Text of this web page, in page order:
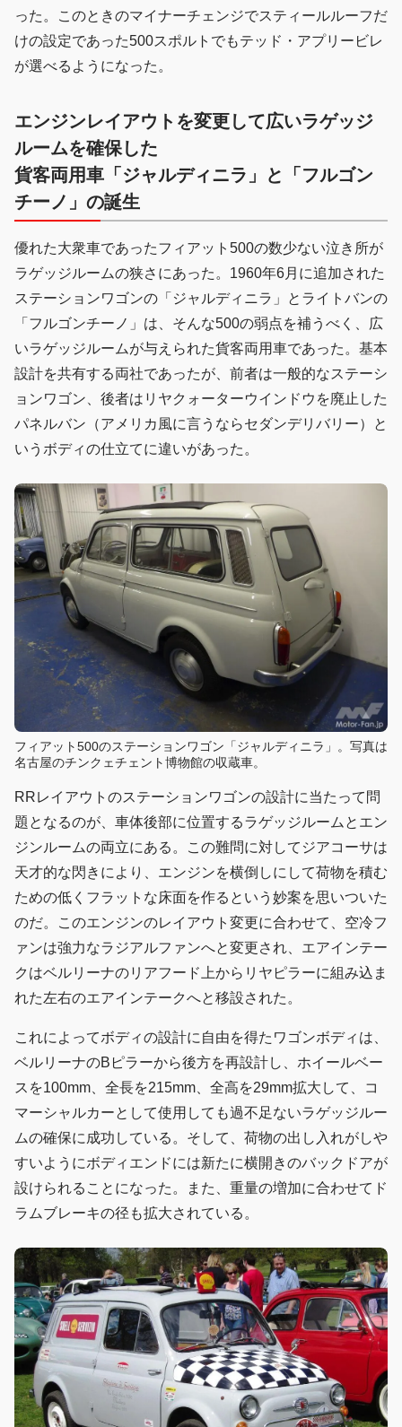
った。このときのマイナーチェンジでスティールルーフだ
けの設定であった500スポルトでもテッド・アプリービレ
が選べるようになった。
エンジンレイアウトを変更して広いラゲッジ
ルームを確保した
貨客両用車「ジャルディニラ」と「フルゴン
チーノ」の誕生
優れた大衆車であったフィアット500の数少ない泣き所が
ラゲッジルームの狭さにあった。1960年6月に追加された
ステーションワゴンの「ジャルディニラ」とライトバンの
「フルゴンチーノ」は、そんな500の弱点を補うべく、広
いラゲッジルームが与えられた貨客両用車であった。基本
設計を共有する両社であったが、前者は一般的なステーシ
ョンワゴン、後者はリヤクォーターウインドウを廃止した
パネルバン（アメリカ風に言うならセダンデリバリー）と
いうボディの仕立てに違いがあった。
フィアット500のステーションワゴン「ジャルディニラ」。写真は
名古屋のチンクェチェント博物館の収蔵車。
RRレイアウトのステーションワゴンの設計に当たって問
題となるのが、車体後部に位置するラゲッジルームとエン
ジンルームの両立にある。この難問に対してジアコーサは
天才的な閃きにより、エンジンを横倒しにして荷物を積む
ための低くフラットな床面を作るという妙案を思いついた
のだ。このエンジンのレイアウト変更に合わせて、空冷フ
ァンは強力なラジアルファンへと変更され、エアインテー
クはベルリーナのリアフード上からリヤピラーに組み込ま
れた左右のエアインテークへと移設された。
これによってボディの設計に自由を得たワゴンボディは、
ベルリーナのBピラーから後方を再設計し、ホイールベー
スを100mm、全長を215mm、全高を29mm拡大して、コ
マーシャルカーとして使用しても過不足ないラゲッジルー
ムの確保に成功している。そして、荷物の出し入れがしや
すいようにボディエンドには新たに横開きのバックドアが
設けられることになった。また、重量の増加に合わせてド
ラムブレーキの径も拡大されている。